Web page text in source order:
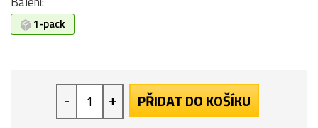
1-pack
- + PŘIDAT DO KOŠÍKU